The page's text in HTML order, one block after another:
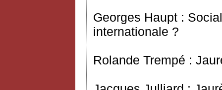
Georges Haupt :
internationale ?
Rolande Trempé :